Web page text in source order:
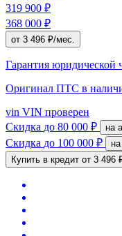
319 900 ₽
368 000 ₽
от 3 496 ₽/мес.
Гарантия юридической
Оригинал ПТС в
vin VIN проверен
Скидка до 80 000 ₽
Скидка до 100 000 ₽
Купить в кредит от 3 496